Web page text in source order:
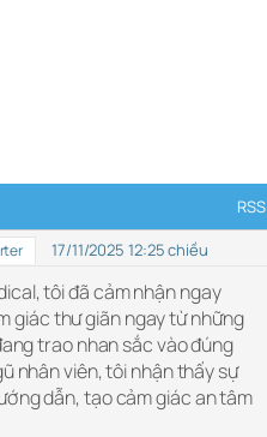
RSS
17/11/2025 12:25 chiều
tôi đã cảm nhận ngay
giác thư giãn ngay từ những
trao nhan sắc vào đúng
nhân viên, tôi nhận thấy sự
dẫn, tạo cảm giác an tâm